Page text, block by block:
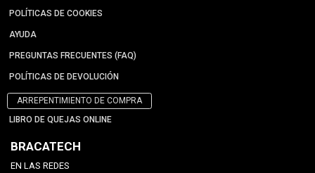
POLÍTICAS DE COOKIES
AYUDA
PREGUNTAS FRECUENTES (FAQ)
POLÍTICAS DE DEVOLUCIÓN
ARREPENTIMIENTO DE COMPRA
LIBRO DE QUEJAS ONLINE
BRACATECH
EN LAS REDES